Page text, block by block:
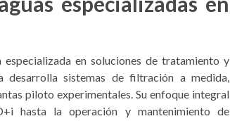
en soluciones de tratamiento y
desarrolla sistemas de filtración a medida,
piloto experimentales. Su enfoque integral
hasta la operación y mantenimiento de